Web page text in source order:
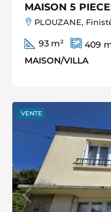
MAISON 5
PLOUZANE,
93 m² 409
MAISON/VILLA
VENTE